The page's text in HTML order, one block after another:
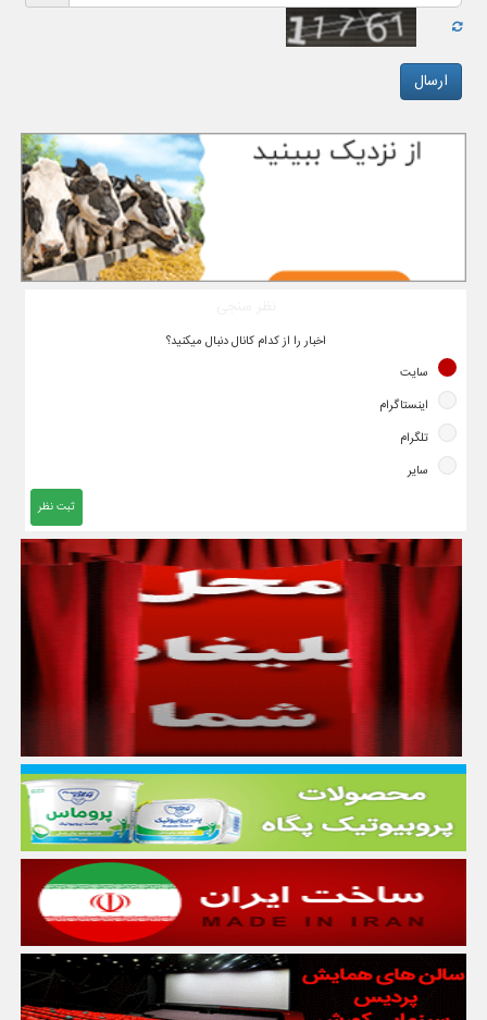
اخبار را از کدام کانال دنبال میکنید؟
سایت
اینستاگرام
تلگرام
سایر
ثبت نظر